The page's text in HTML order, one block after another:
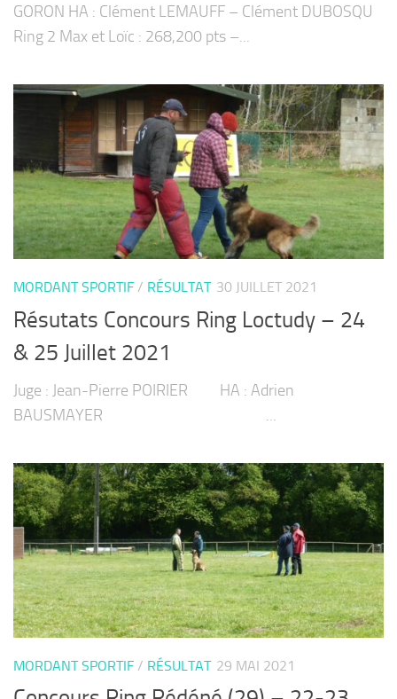
GORON HA : Clément LEMAUFF – Clément DUBOSQU
Ring 2 Max et Loïc : 268,200 pts –...
MORDANT SPORTIF / RÉSULTAT 30 JUILLET 2021
Résutats Concours Ring Loctudy – 24
& 25 Juillet 2021
Juge : Jean-Pierre POIRIER HA : Adrien
BAUSMAYER ...
MORDANT SPORTIF / RÉSULTAT 29 MAI 2021